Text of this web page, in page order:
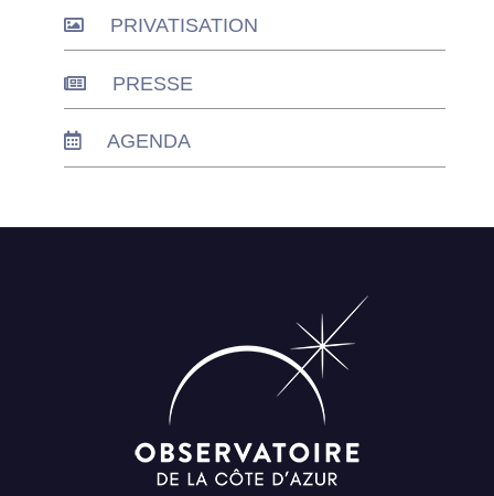
PRIVATISATION
PRESSE
AGENDA